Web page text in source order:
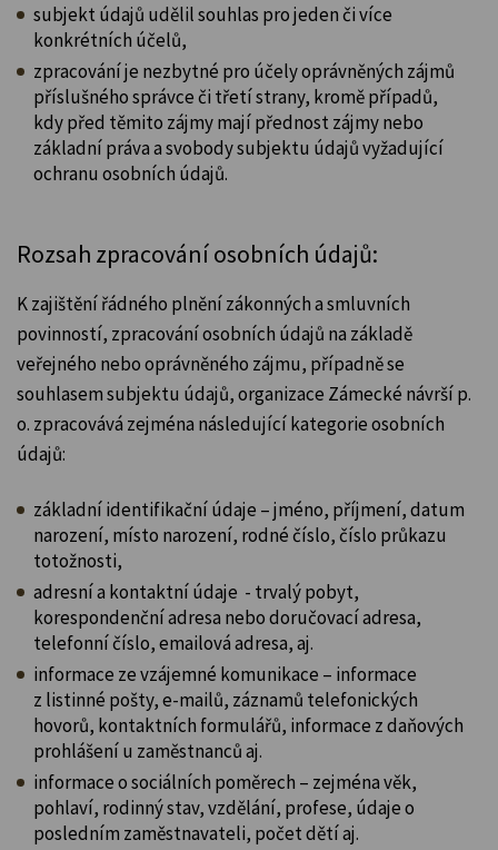
subjekt údajů udělil souhlas pro jeden či více
konkrétních účelů,
zpracování je nezbytné pro účely oprávněných zájmů
příslušného správce či třetí strany, kromě případů,
kdy před těmito zájmy mají přednost zájmy nebo
základní práva a svobody subjektu údajů vyžadující
ochranu osobních údajů.
Rozsah zpracování osobních údajů:
K zajištění řádného plnění zákonných a smluvních
povinností, zpracování osobních údajů na základě
veřejného nebo oprávněného zájmu, případně se
souhlasem subjektu údajů, organizace Zámecké návrší p.
o. zpracovává zejména následující kategorie osobních
údajů:
základní identifikační údaje – jméno, příjmení, datum
narození, místo narození, rodné číslo, číslo průkazu
totožnosti,
adresní a kontaktní údaje - trvalý pobyt,
korespondenční adresa nebo doručovací adresa,
telefonní číslo, emailová adresa, aj.
informace ze vzájemné komunikace – informace
z listinné pošty, e-mailů, záznamů telefonických
hovorů, kontaktních formulářů, informace z daňových
prohlášení u zaměstnanců aj.
informace o sociálních poměrech – zejména věk,
pohlaví, rodinný stav, vzdělání, profese, údaje o
posledním zaměstnavateli, počet dětí aj.